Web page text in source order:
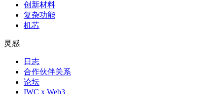
创新材料
复杂功能
机芯
灵感
日志
合作伙伴关系
论坛
IWC x Web3